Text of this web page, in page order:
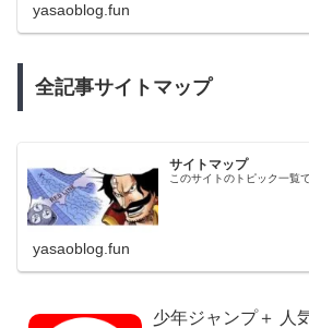
yasaoblog.fun
全記事サイトマップ
サイトマップ
このサイトのトピック一覧で
yasaoblog.fun
少年ジャンプ＋ 人